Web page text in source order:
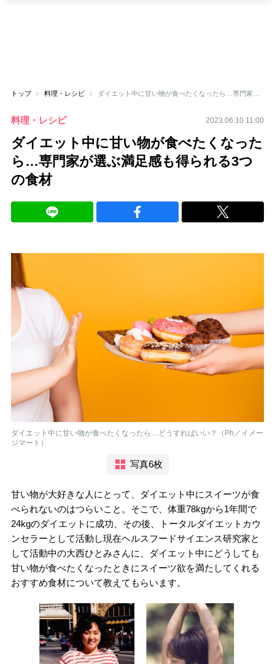
トップ 料理・レシピ
料理・レシピ 2023.06.10 11:00
ダイエット中に甘い物が食べたくなった
ら…専門家が選ぶ満足感も得られる3つ
の食材
ダイエット中に甘い物が食べたくなったら…どうすればいい？（Ph／イメー
ジマート）
写真6枚
甘い物が大好きな人にとって、ダイエット中にスイーツが食
べられないのはつらいこと。そこで、体重78kgから1年間で
24kgのダイエットに成功、その後、トータルダイエットカウ
ンセラーとして活動し現在ヘルスフードサイエンス研究家と
して活動中の大西ひとみさんに、ダイエット中にどうしても
甘い物が食べたくなったときにスイーツ欲を満たしてくれる
おすすめ食材について教えてもらいます。